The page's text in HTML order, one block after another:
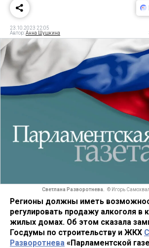
23.10.2023 22:05
Автор:Анна Шушкина
Светлана Разворотнева. © Игорь
Регионы должны иметь
регулировать продажу алкоголя в
жилых домах. Об этом сказала
Госдумы по строительству и ЖКХ
Разворотнева «Парламентской